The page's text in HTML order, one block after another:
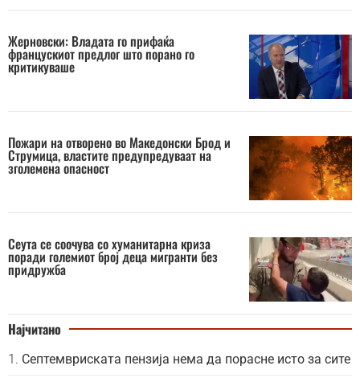
Жерновски: Владата го прифаќа
францускиот предлог што порано го
критикуваше
Пожари на отворено во Македонски Брод и
Струмица, властите предупредуваат на
зголемена опасност
Сеута се соочува со хуманитарна криза
поради големиот број деца мигранти без
придружба
Најчитано
Септемвриската пензија нема да порасне исто за сите